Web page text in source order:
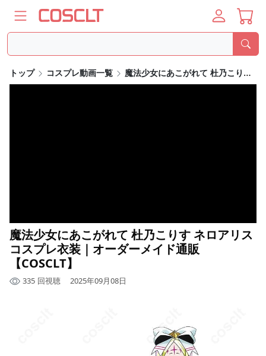
トップ コスプレ動画一覧 魔法少女にあこがれて 杜乃こりす ネロアリス コスプレ衣装｜オーダーメイド通販【COSCLT】
魔法少女にあこがれて 杜乃こりす ネロアリス
コスプレ衣装｜オーダーメイド通販
【COSCLT】
335 回視聴 2025年09月08日